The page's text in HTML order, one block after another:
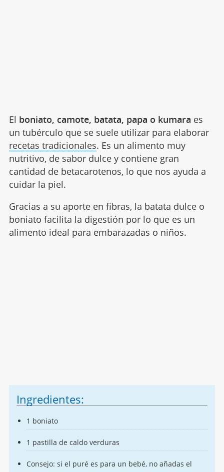
El boniato, camote, batata, papa o kumara es
un tubérculo que se suele utilizar para elaborar
recetas tradicionales. Es un alimento muy
nutritivo, de sabor dulce y contiene gran
cantidad de betacarotenos, lo que nos ayuda a
cuidar la piel.
Gracias a su aporte en fibras, la batata dulce o
boniato facilita la digestión por lo que es un
alimento ideal para embarazadas o niños.
Ingredientes:
1 boniato
1 pastilla de caldo verduras
Consejo: si el puré es para un bebé, no añadas el